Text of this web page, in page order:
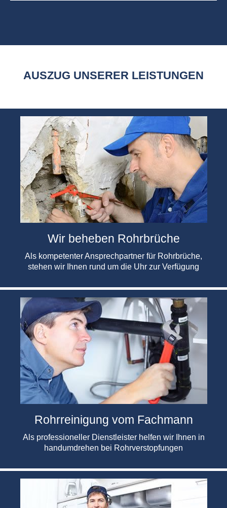
AUSZUG UNSERER LEISTUNGEN
Wir beheben Rohrbrüche
Als kompetenter Ansprechpartner für Rohrbrüche,
stehen wir Ihnen rund um die Uhr zur Verfügung
Rohrreinigung vom Fachmann
Als professioneller Dienstleister helfen wir Ihnen in
handumdrehen bei Rohrverstopfungen